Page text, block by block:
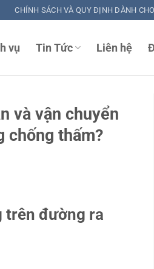
CHÍNH SÁCH VÀ QUY ĐỊNH DÀNH
vụ Tin Tức Liên hệ
và vận chuyển
chống thấm?
trên đường ra